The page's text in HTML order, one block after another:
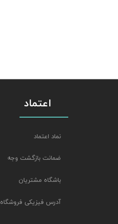
اعتماد
نماد اعتماد
ضمانت بازگشت وجه
باشگاه مشتریان
آدرس فیزیکی فروشگاه